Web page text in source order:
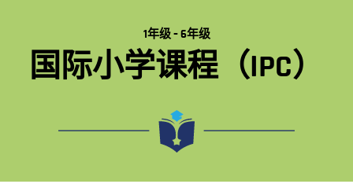
1年级 – 6年级
国际小学课程（IPC）